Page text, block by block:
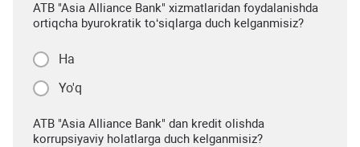
ATB "Asia Alliance Bank" xizmatlaridan foydalanishda
ortiqcha byurokratik to‘siqlarga duch kelganmisiz?
Ha
Yo'q
ATB "Asia Alliance Bank" dan kredit olishda
korrupsiyaviy holatlarga duch kelganmisiz?